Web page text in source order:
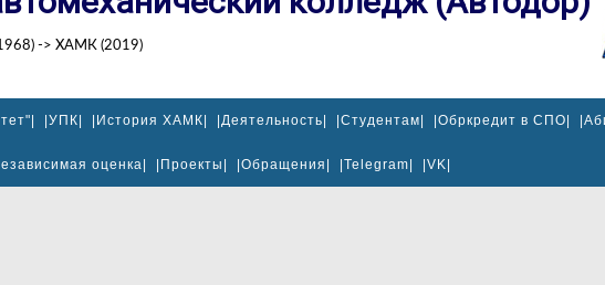
-> ХАМК (2019)
|УПК| |История ХАМК| |Деятельность| |Студентам| |Обркредит в СПО|
оценка| |Проекты| |Обращения| |Telegram| |VK|